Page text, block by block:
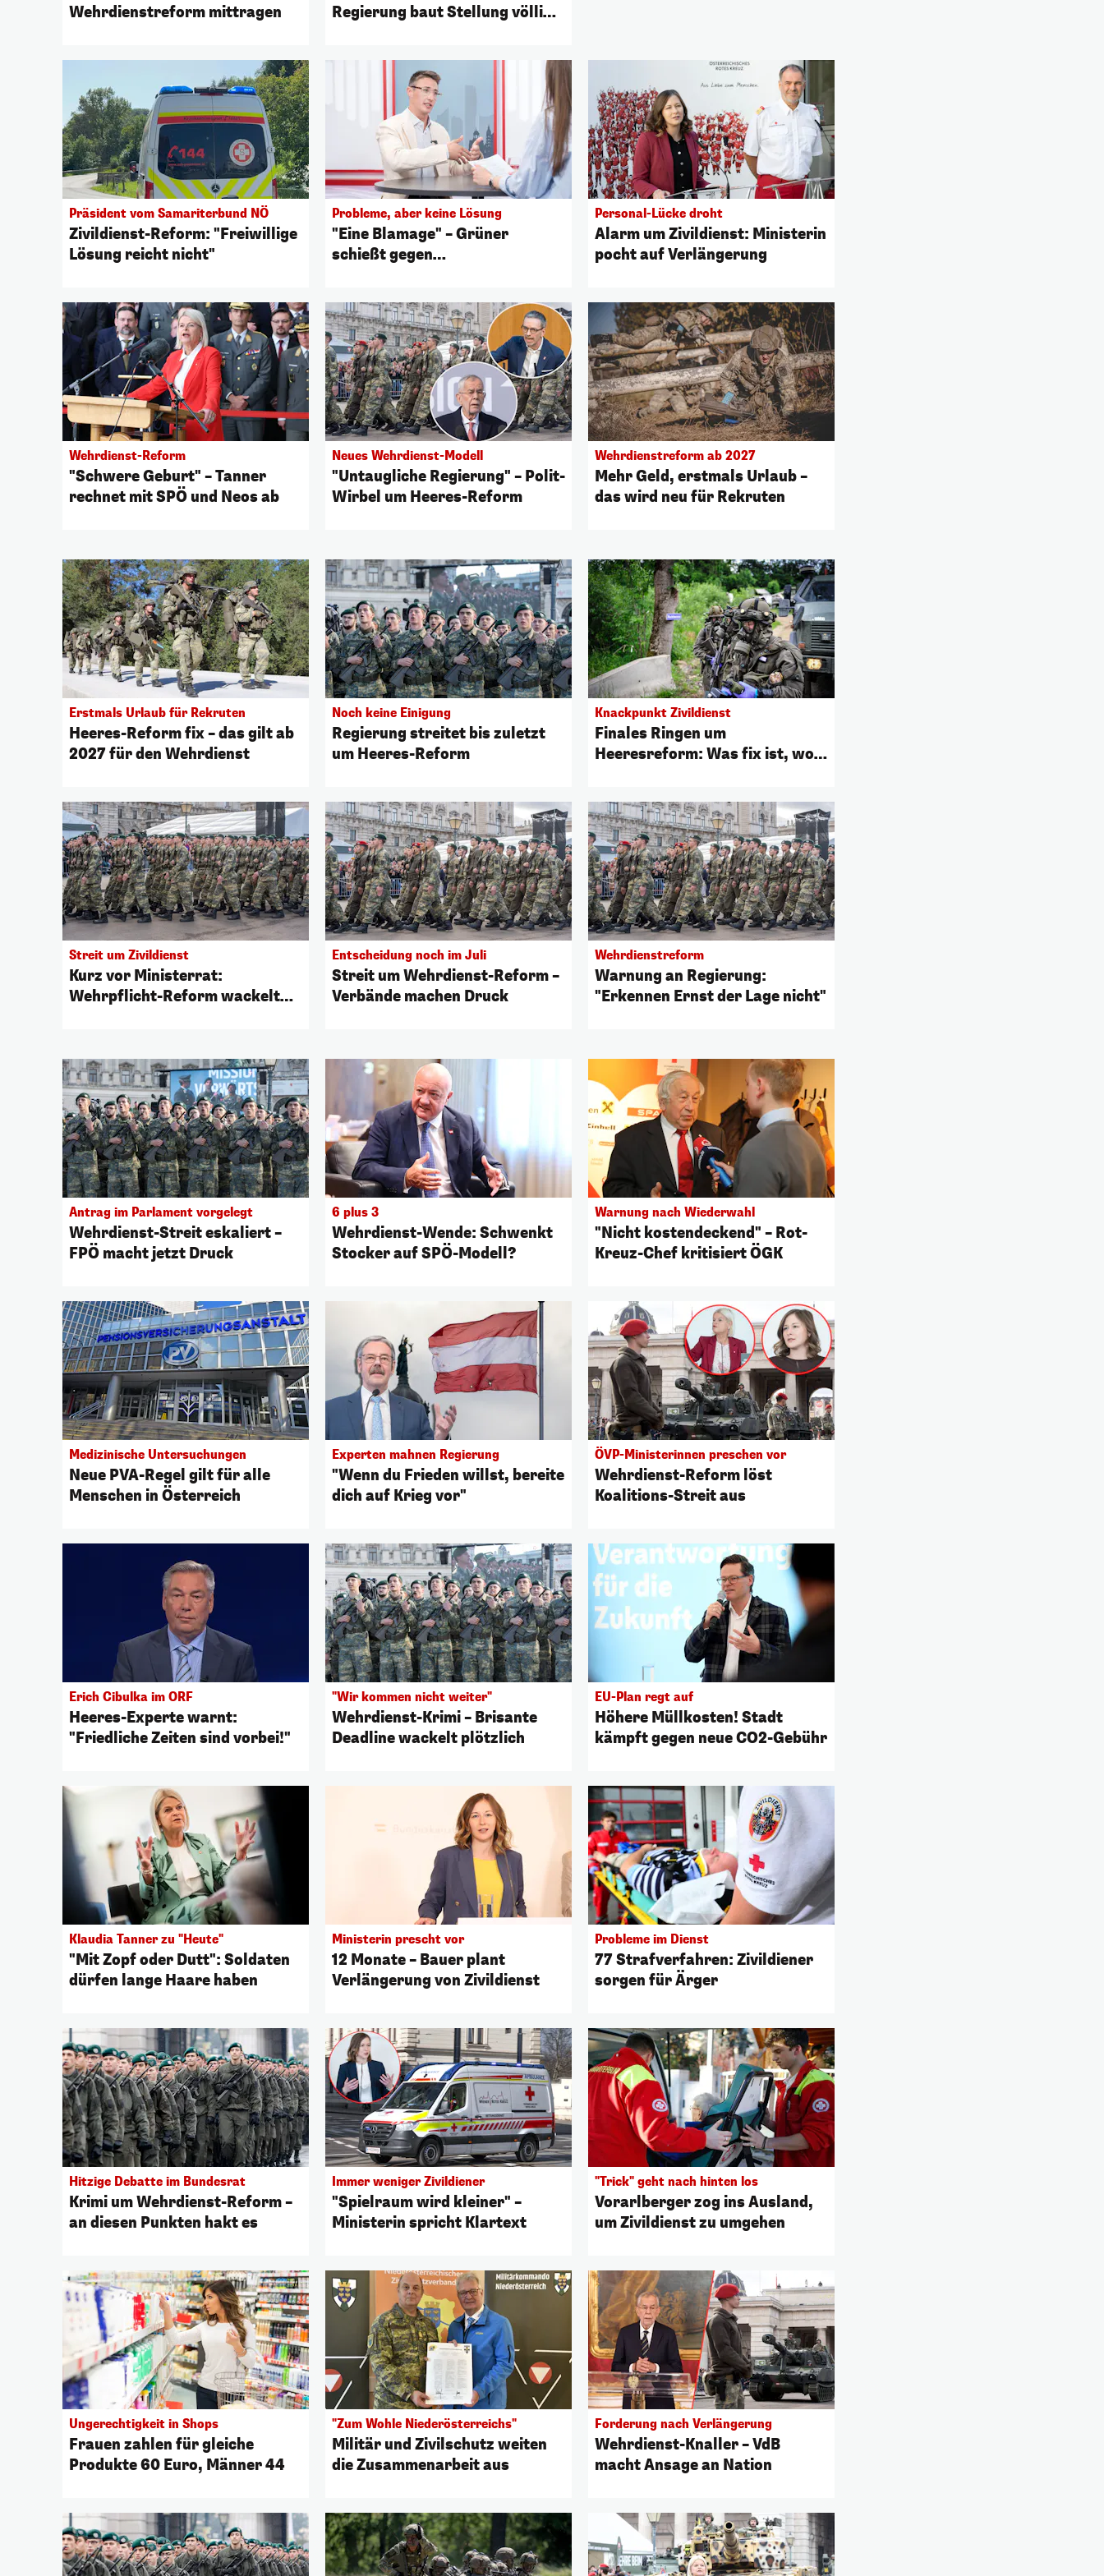
Wehrdienstreform mittragen
Regierung baut Stellung völlig
Präsident vom Samariterbund NÖ
Zivildienst-Reform: "Freiwillige
Lösung reicht nicht"
Probleme, aber keine Lösung
"Eine Blamage" – Grüner
schießt gegen
Personal-Lücke droht
Alarm um Zivildienst: Ministerin
pocht auf Verlängerung
Wehrdienst-Reform
"Schwere Geburt" – Tanner
rechnet mit SPÖ und Neos ab
Neues Wehrdienst-Modell
"Untaugliche Regierung" – Polit-
Wirbel um Heeres-Reform
Wehrdienstreform ab 2027
Mehr Geld, erstmals Urlaub –
das wird neu für Rekruten
Erstmals Urlaub für Rekruten
Heeres-Reform fix – das gilt ab
2027 für den Wehrdienst
Noch keine Einigung
Regierung streitet bis zuletzt
um Heeres-Reform
Knackpunkt Zivildienst
Finales Ringen um
Heeresreform: Was fix ist, wo
Streit um Zivildienst
Kurz vor Ministerrat:
Wehrpflicht-Reform wackelt
Entscheidung noch im Juli
Streit um Wehrdienst-Reform –
Verbände machen Druck
Wehrdienstreform
Warnung an Regierung:
"Erkennen Ernst der Lage nicht"
Antrag im Parlament vorgelegt
Wehrdienst-Streit eskaliert –
FPÖ macht jetzt Druck
6 plus 3
Wehrdienst-Wende: Schwenkt
Stocker auf SPÖ-Modell?
Warnung nach Wiederwahl
"Nicht kostendeckend" – Rot-
Kreuz-Chef kritisiert ÖGK
Medizinische Untersuchungen
Neue PVA-Regel gilt für alle
Menschen in Österreich
Experten mahnen Regierung
"Wenn du Frieden willst, bereite
dich auf Krieg vor"
ÖVP-Ministerinnen preschen vor
Wehrdienst-Reform löst
Koalitions-Streit aus
Erich Cibulka im ORF
Heeres-Experte warnt:
"Friedliche Zeiten sind vorbei!"
"Wir kommen nicht weiter"
Wehrdienst-Krimi – Brisante
Deadline wackelt plötzlich
EU-Plan regt auf
Höhere Müllkosten! Stadt
kämpft gegen neue CO2-Gebühr
Klaudia Tanner zu "Heute"
"Mit Zopf oder Dutt": Soldaten
dürfen lange Haare haben
Ministerin prescht vor
12 Monate – Bauer plant
Verlängerung von Zivildienst
Probleme im Dienst
77 Strafverfahren: Zivildiener
sorgen für Ärger
Hitzige Debatte im Bundesrat
Krimi um Wehrdienst-Reform –
an diesen Punkten hakt es
Immer weniger Zivildiener
"Spielraum wird kleiner" –
Ministerin spricht Klartext
"Trick" geht nach hinten los
Vorarlberger zog ins Ausland,
um Zivildienst zu umgehen
Ungerechtigkeit in Shops
Frauen zahlen für gleiche
Produkte 60 Euro, Männer 44
"Zum Wohle Niederösterreichs"
Militär und Zivilschutz weiten
die Zusammenarbeit aus
Forderung nach Verlängerung
Wehrdienst-Knaller – VdB
macht Ansage an Nation